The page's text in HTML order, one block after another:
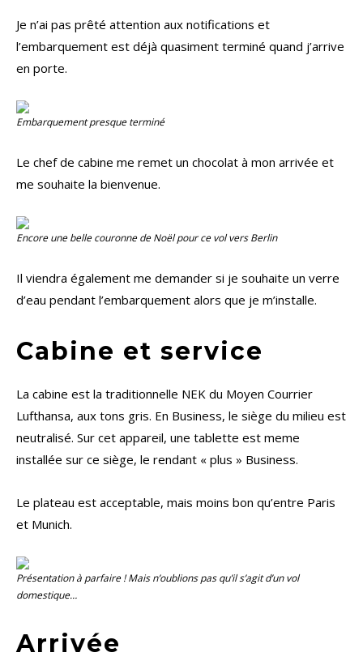
Je n’ai pas prêté attention aux notifications et
l’embarquement est déjà quasiment terminé quand j’arrive
en porte.
Embarquement presque terminé
Le chef de cabine me remet un chocolat à mon arrivée et
me souhaite la bienvenue.
Encore une belle couronne de Noël pour ce vol vers Berlin
Il viendra également me demander si je souhaite un verre
d’eau pendant l’embarquement alors que je m’installe.
Cabine et service
La cabine est la traditionnelle NEK du Moyen Courrier
Lufthansa, aux tons gris. En Business, le siège du milieu est
neutralisé. Sur cet appareil, une tablette est meme
installée sur ce siège, le rendant « plus » Business.
Le plateau est acceptable, mais moins bon qu’entre Paris
et Munich.
Présentation à parfaire ! Mais n’oublions pas qu’il s’agit d’un vol
domestique…
Arrivée